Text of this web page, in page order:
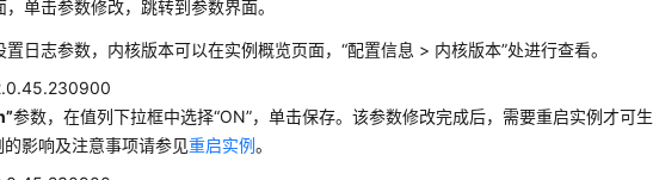
单击参数修改，跳转到参数界面。
置日志参数，内核版本可以在实例概览页面，“配置信息 > 内核版本”处进行查看。
参数，在值列下拉框中选择“ON”，单击保存。该参数修改完成后，需要重启实例才可生
影响及注意事项请参见重启实例。